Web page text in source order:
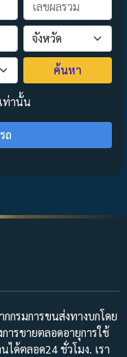
ค้นหา
ท่านั้น
ถ
กรมการขนส่งทางบกโดย
ารขายตลอดอายุการใช้
ด้ตลอด24 ชั่วโมง. เรา